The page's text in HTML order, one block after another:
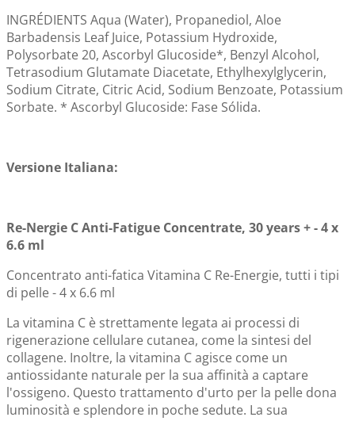
INGRÉDIENTS Aqua (Water), Propanediol, Aloe
Barbadensis Leaf Juice, Potassium Hydroxide,
Polysorbate 20, Ascorbyl Glucoside*, Benzyl Alcohol,
Tetrasodium Glutamate Diacetate, Ethylhexylglycerin,
Sodium Citrate, Citric Acid, Sodium Benzoate, Potassium
Sorbate. * Ascorbyl Glucoside: Fase Sólida.
Versione Italiana:
Re-Nergie C Anti-Fatigue Concentrate, 30 years + - 4 x
6.6 ml
Concentrato anti-fatica Vitamina C Re-Energie, tutti i tipi
di pelle - 4 x 6.6 ml
La vitamina C è strettamente legata ai processi di
rigenerazione cellulare cutanea, come la sintesi del
collagene. Inoltre, la vitamina C agisce come un
antiossidante naturale per la sua affinità a captare
l'ossigeno. Questo trattamento d'urto per la pelle dona
luminosità e splendore in poche sedute. La sua